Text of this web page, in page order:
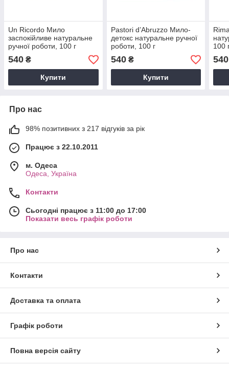
Un Ricordo Мило
заспокійливе натуральне
ручної роботи, 100 г
540 ₴
Купити
Pastori d’Abruzzo Мило-
детокс натуральне ручної
роботи, 100 г
540₴
Купити
100
540
Про нас
98% позитивних з 217 відгуків за рік
Працює з 22.10.2011
м. Одеса
Одеса, Україна
Контакти
Сьогодні працює з 11:00 до 17:00
Показати весь графік роботи
Про нас
Контакти
Доставка та оплата
Графік роботи
Повна версія сайту